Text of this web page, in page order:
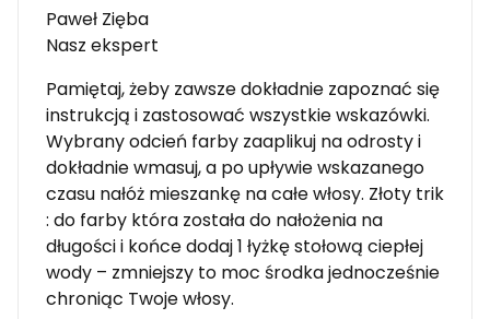
Paweł Zięba
Nasz ekspert
Pamiętaj, żeby zawsze dokładnie zapoznać się
instrukcją i zastosować wszystkie wskazówki.
Wybrany odcień farby zaaplikuj na odrosty i
dokładnie wmasuj, a po upływie wskazanego
czasu nałóż mieszankę na całe włosy. Złoty trik
: do farby która została do nałożenia na
długości i końce dodaj 1 łyżkę stołową ciepłej
wody – zmniejszy to moc środka jednocześnie
chroniąc Twoje włosy.